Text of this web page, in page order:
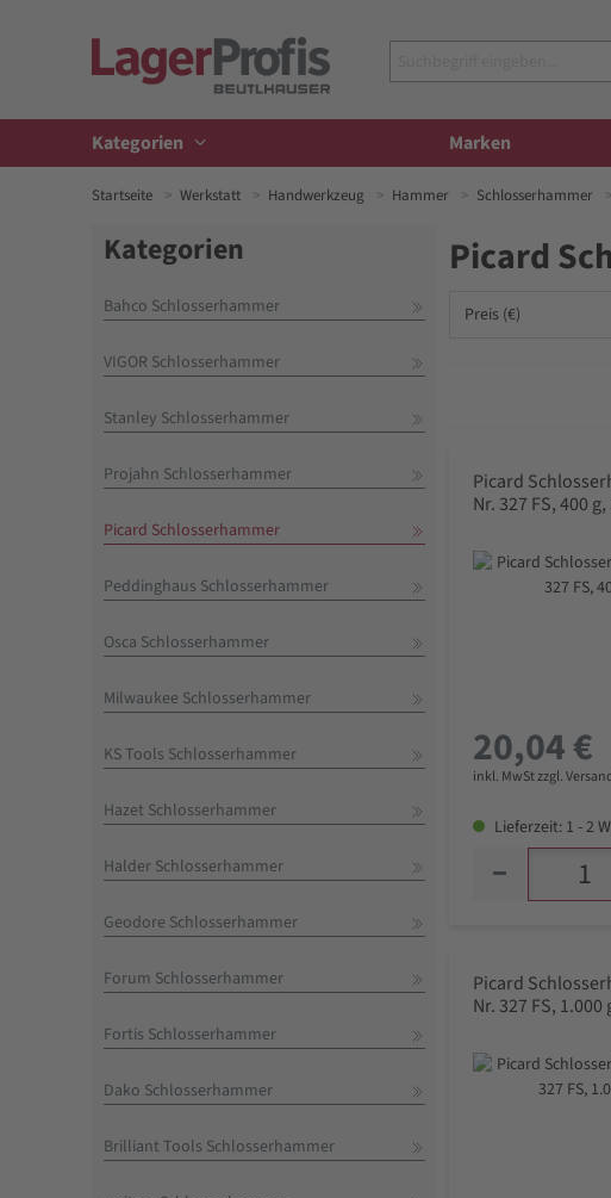
Kategorien Marken
Startseite Werkstatt Handwerkzeug Hammer Schlosserhammer
Kategorien
Bahco Schlosserhammer
VIGOR Schlosserhammer
Stanley Schlosserhammer
Projahn Schlosserhammer
Picard Schlosserhammer
Peddinghaus Schlosserhammer
Osca Schlosserhammer
Milwaukee Schlosserhammer
KS Tools Schlosserhammer
Hazet Schlosserhammer
Halder Schlosserhammer
Geodore Schlosserhammer
Forum Schlosserhammer
Fortis Schlosserhammer
Dako Schlosserhammer
Brilliant Tools Schlosserhammer
Picard
Preis (€)
Picard
Nr. 327 FS, 400
20,04 €
inkl. MwSt zzgl.
Lieferzeit: 1 - 2
Picard
Nr. 327 FS, 1.000